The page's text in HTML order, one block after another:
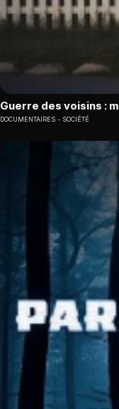
Guerre des voisins :
DOCUMENTAIRES SOCIÉTÉ